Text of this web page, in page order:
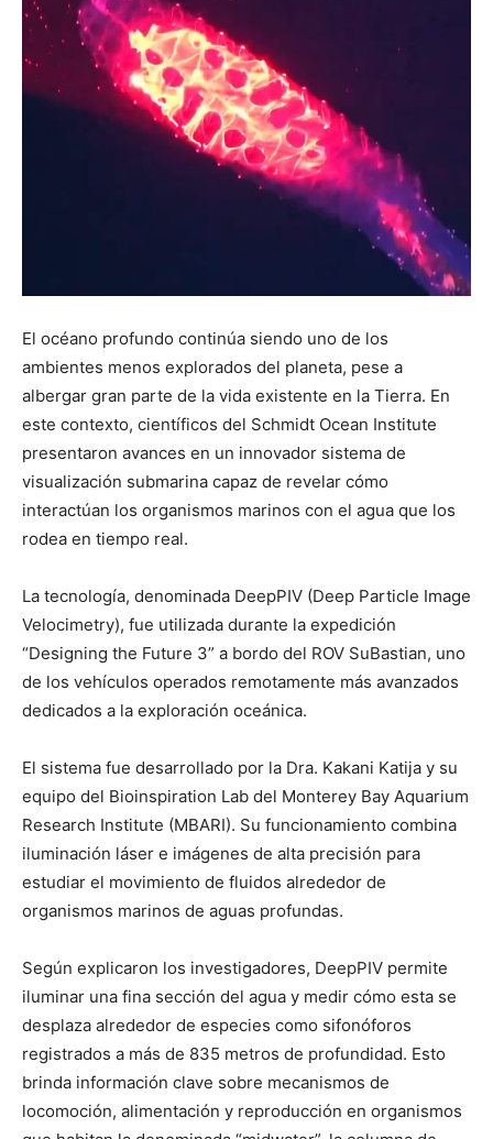
El océano profundo continúa siendo uno de los
ambientes menos explorados del planeta, pese a
albergar gran parte de la vida existente en la Tierra. En
este contexto, científicos del Schmidt Ocean Institute
presentaron avances en un innovador sistema de
visualización submarina capaz de revelar cómo
interactúan los organismos marinos con el agua que los
rodea en tiempo real.
La tecnología, denominada DeepPIV (Deep Particle Image
Velocimetry), fue utilizada durante la expedición
“Designing the Future 3” a bordo del ROV SuBastian, uno
de los vehículos operados remotamente más avanzados
dedicados a la exploración oceánica.
El sistema fue desarrollado por la Dra. Kakani Katija y su
equipo del Bioinspiration Lab del Monterey Bay Aquarium
Research Institute (MBARI). Su funcionamiento combina
iluminación láser e imágenes de alta precisión para
estudiar el movimiento de fluidos alrededor de
organismos marinos de aguas profundas.
Según explicaron los investigadores, DeepPIV permite
iluminar una fina sección del agua y medir cómo esta se
desplaza alrededor de especies como sifonóforos
registrados a más de 835 metros de profundidad. Esto
brinda información clave sobre mecanismos de
locomoción, alimentación y reproducción en organismos